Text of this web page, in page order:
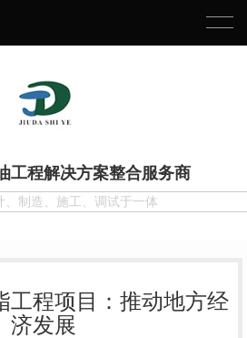
工程解决方案整合服务商
、制造、施工、调试于一体
工程项目：推动地方经
济发展